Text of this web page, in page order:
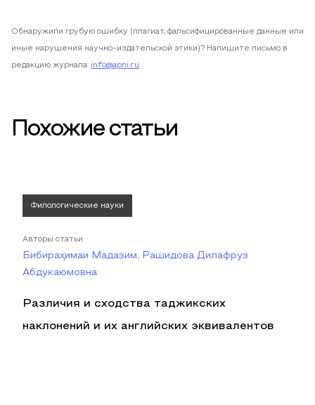
Обнаружили грубую ошибку (плагиат, фальсифицированные данные или
иные нарушения научно-издательской этики)? Напишите письмо в
редакцию журнала: info@apni.ru
Похожие статьи
Филологические науки
Авторы статьи
Бибираҳимаи Мадазим, Рашидова Дилафруз
Абдукаюмовна
Различия и сходства таджикских
наклонений и их английских эквивалентов